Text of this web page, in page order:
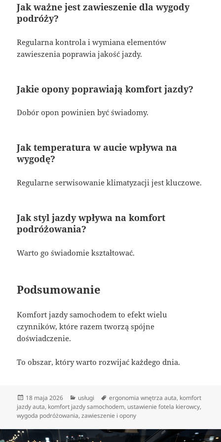
Jak ważne jest zawieszenie dla wygody
podróży?
Regularna kontrola i wymiana elementów
zawieszenia poprawia jakość jazdy.
Jakie opony poprawiają komfort jazdy?
Dobór opon powinien być świadomy.
Jak temperatura w aucie wpływa na
wygodę?
Regularne serwisowanie klimatyzacji jest kluczowe.
Jak styl jazdy wpływa na komfort
podróżowania?
Warto go świadomie kształtować.
Podsumowanie
Komfort jazdy samochodem to efekt wielu
czynników, które razem tworzą spójne
doświadczenie.
To obszar, który warto rozwijać każdego dnia.
Data
publikacji
18 maja 2026 Kategorie
usługi Tagi
ergonomia wnętrza auta, komfort
jazdy auta, komfort jazdy samochodem, ustawienie fotela kierowcy,
wygoda podróżowania,zawieszenie i opony